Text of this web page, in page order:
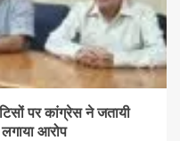
पर कांग्रेस ने जतायी
आरोप